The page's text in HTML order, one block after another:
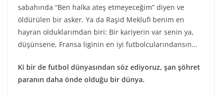
sabahında “Ben halka ateş etmeyeceğim” diyen ve
öldürülen bir asker. Ya da Raşid Meklufi benim en
hayran olduklarımdan biri: Bir kariyerin var senin ya,
düşünsene, Fransa liginin en iyi futbolcularındansın…
Ki bir de futbol dünyasından söz ediyoruz, şan şöhret
paranın daha önde olduğu bir dünya.